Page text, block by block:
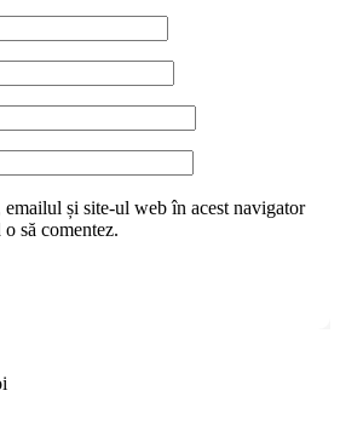
emailul și site-ul web în acest navigator
să comentez.